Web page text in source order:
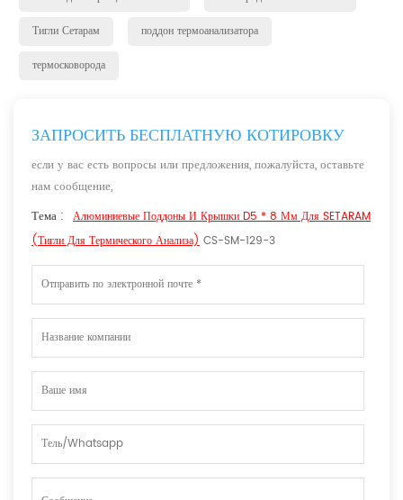
Тигли Сетарам
поддон термоанализатора
термосковорода
ЗАПРОСИТЬ БЕСПЛАТНУЮ КОТИРОВКУ
если у вас есть вопросы или предложения, пожалуйста, оставьте
нам сообщение,
Тема : Алюминиевые Поддоны И Крышки D5 * 8 Мм Для SETARAM
(тигли Для Термического Анализа) CS-SM-129-3